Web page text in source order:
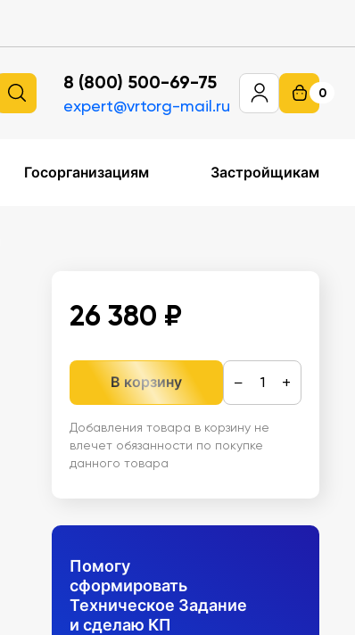
8 (800) 500-69-75
expert@vrtorg-mail.ru
0
Госорганизациям Застройщикам
26 380 ₽
В корзину − +
Добавления товара в корзину не
влечет обязанности по покупке
данного товара
Помогу
сформировать
Техническое Задание
и сделаю КП